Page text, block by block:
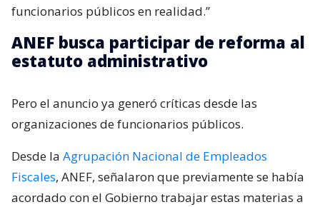
funcionarios públicos en realidad.”
ANEF busca participar de reforma al
estatuto administrativo
Pero el anuncio ya generó críticas desde las
organizaciones de funcionarios públicos.
Desde la Agrupación Nacional de Empleados
Fiscales, ANEF, señalaron que previamente se había
acordado con el Gobierno trabajar estas materias a